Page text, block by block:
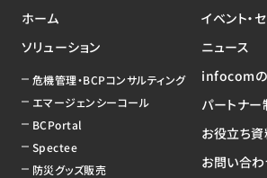
ホーム
ソリューション
危機管理・BCPコンサルティング
エマージェンシーコール
BCPortal
Spectee
防災グッズ販売
イベント・
ニュース
infocom
パートナー
お役立ち
お問い合